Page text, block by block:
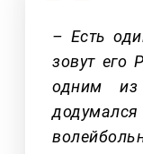
– Есть
зовут его
одним